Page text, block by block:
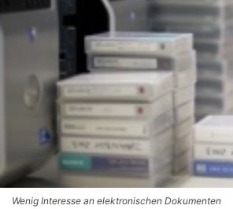
Wenig Interesse an elektronischen Dokumenten